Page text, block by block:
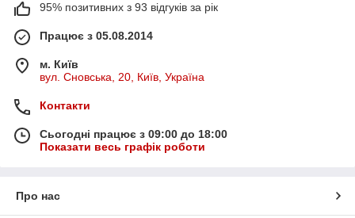
95% позитивних з 93 відгуків за рік
Працює з 05.08.2014
м. Київ
вул. Сновська, 20, Київ, Україна
Контакти
Сьогодні працює з 09:00 до 18:00
Показати весь графік роботи
Про нас